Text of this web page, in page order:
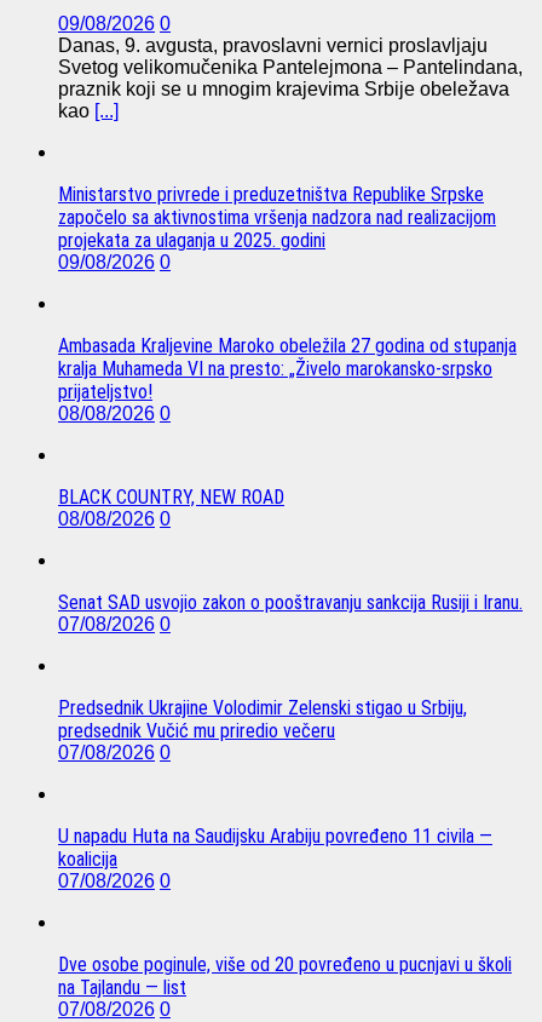
09/08/2026 0
Danas, 9. avgusta, pravoslavni vernici proslavljaju
Svetog velikomučenika Pantelejmona – Pantelindana,
praznik koji se u mnogim krajevima Srbije obeležava
kao [...]
Ministarstvo privrede i preduzetništva Republike Srpske
započelo sa aktivnostima vršenja nadzora nad realizacijom
projekata za ulaganja u 2025. godini
09/08/2026 0
Ambasada Kraljevine Maroko obeležila 27 godina od stupanja
kralja Muhameda VI na presto: „Živelo marokansko-srpsko
prijateljstvo!
08/08/2026 0
BLACK COUNTRY, NEW ROAD
08/08/2026 0
Senat SAD usvojio zakon o pooštravanju sankcija Rusiji i Iranu.
07/08/2026 0
Predsednik Ukrajine Volodimir Zelenski stigao u Srbiju,
predsednik Vučić mu priredio večeru
07/08/2026 0
U napadu Huta na Saudijsku Arabiju povređeno 11 civila —
koalicija
07/08/2026 0
Dve osobe poginule, više od 20 povređeno u pucnjavi u školi
na Tajlandu — list
07/08/2026 0